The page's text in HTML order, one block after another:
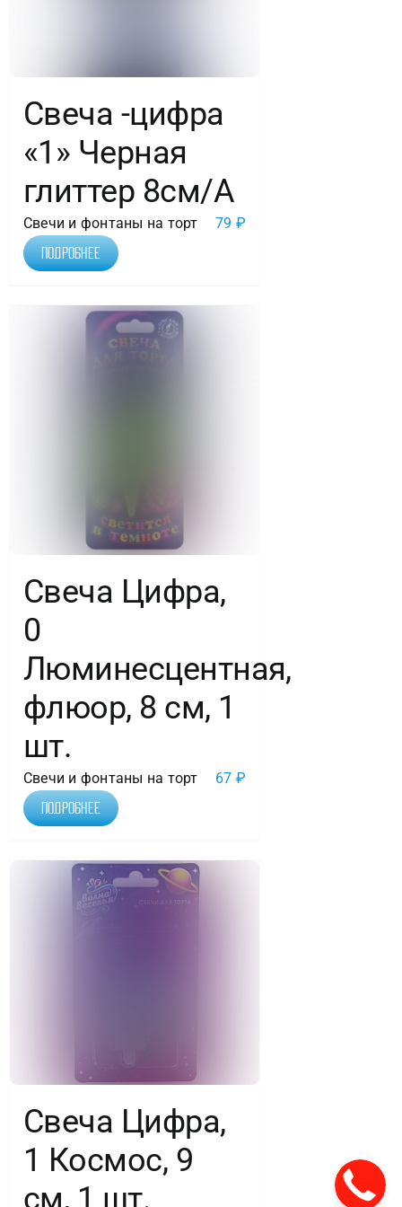
Свеча -цифра
«1» Черная
глиттер 8см/A
Свечи и фонтаны на торт 79 ₽
Подробнее
Свеча Цифра,
0
Люминесцентная,
флюор, 8 см, 1
шт.
Свечи и фонтаны на торт 67 ₽
Подробнее
Свеча Цифра,
1 Космос, 9
см, 1 шт.